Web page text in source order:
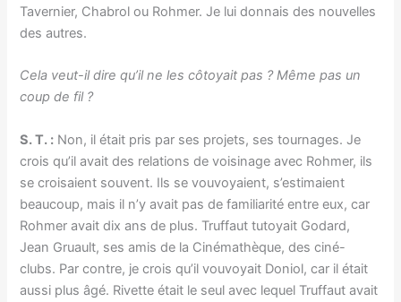
Tavernier, Chabrol ou Rohmer. Je lui donnais des nouvelles
des autres.
Cela veut-il dire qu’il ne les côtoyait pas ? Même pas un
coup de fil ?
S. T. : Non, il était pris par ses projets, ses tournages. Je
crois qu’il avait des relations de voisinage avec Rohmer, ils
se croisaient souvent. Ils se vouvoyaient, s’estimaient
beaucoup, mais il n’y avait pas de familiarité entre eux, car
Rohmer avait dix ans de plus. Truffaut tutoyait Godard,
Jean Gruault, ses amis de la Cinémathèque, des ciné-
clubs. Par contre, je crois qu’il vouvoyait Doniol, car il était
aussi plus âgé. Rivette était le seul avec lequel Truffaut avait